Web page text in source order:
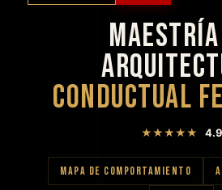
CONDUCTUAL
★★★★★ 4.9
MAPA DE COMPORTAMIENTO